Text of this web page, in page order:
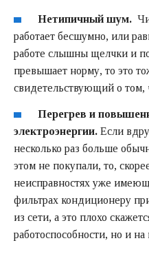
Нетипичный шум.
работает бесшумно, или
работе слышны щелчки и
превышает норму, то это
свидетельствующий о том,
Перегрев и
электроэнергии. Если
несколько раз больше
этом не покупали, то,
неисправностях уже
фильтрах кондиционеру
из сети, а это плохо
работоспособности, но и